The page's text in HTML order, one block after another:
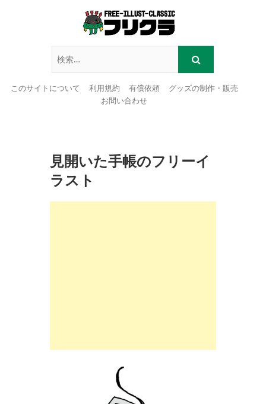
このサイトについて 利用規約 有償依頼
グッズの制作・販売
お問い合わせ
見開いた手帳のフリーイ
ラスト